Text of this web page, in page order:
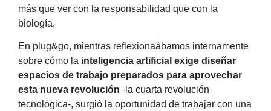
más que ver con la responsabilidad que con la
biología.
En plug&go, mientras reflexionaábamos internamente
sobre cómo la inteligencia artificial exige diseñar
espacios de trabajo preparados para aprovechar
esta nueva revolución -la cuarta revolución
tecnológica-, surgió la oportunidad de trabajar con una